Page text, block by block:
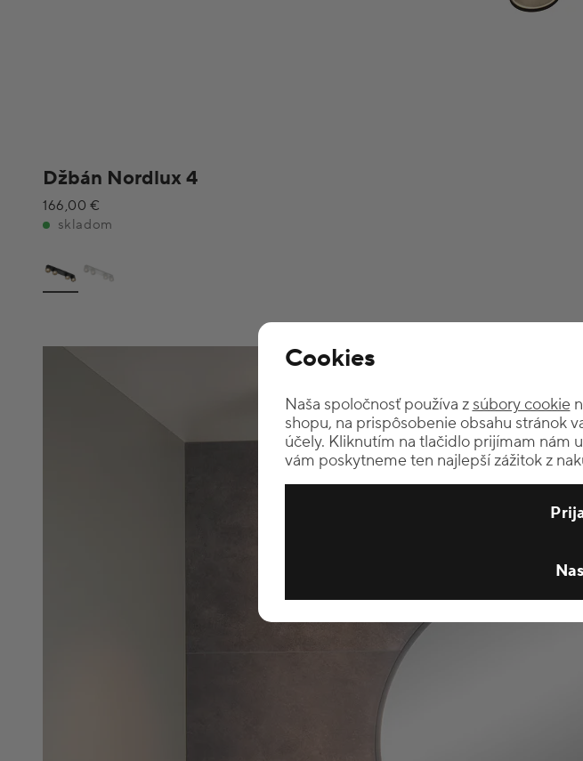
Džbán Nordlux 4
166,00 €
skladom
Cookies
Naša spoločnosť používa z súbory cookie
shopu, na prispôsobenie obsahu stránok
účely. Kliknutím na tlačidlo prijímam nám
vám poskytneme ten najlepší zážitok z